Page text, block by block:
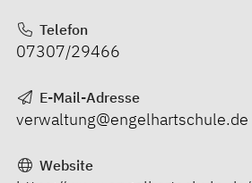
Telefon
07307/29466
E-Mail-Adresse
verwaltung@engelhartschule.de
Website